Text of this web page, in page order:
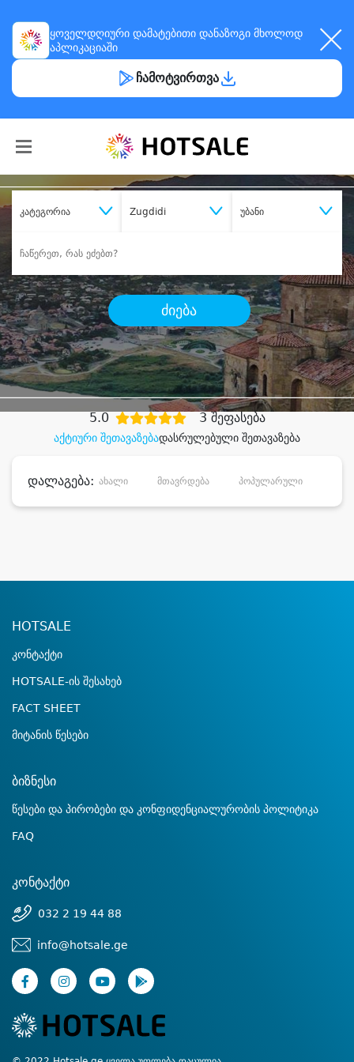
ყოველდღიური დამატებითი დანაზოგი მხოლოდ
აპლიკაციაში
ჩამოტვირთვა
კატეგორია Zugdidi უბანი
ძიება
შეიძინესასურველი მომსახურება
დიდი დანაზოგით
აქტიური შეთავაზებადასრულებული შეთავაზება
5.0 3 შეფასება
დალაგება: ახალი მთავრდება პოპულარული
HOTSALE
კონტაქტი
HOTSALE-ის შესახებ
FACT SHEET
მიტანის წესები
ბიზნესი
წესები და პირობები და კონფიდენციალურობის პოლიტიკა
FAQ
კონტაქტი
032 2 19 44 88
info@hotsale.ge